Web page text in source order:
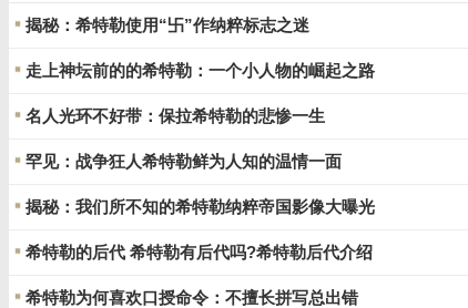
揭秘：希特勒使用“卐”作纳粹标志之迷
走上神坛前的的希特勒：一个小人物的崛起之路
名人光环不好带：保拉希特勒的悲惨一生
罕见：战争狂人希特勒鲜为人知的温情一面
揭秘：我们所不知的希特勒纳粹帝国影像大曝光
希特勒的后代 希特勒有后代吗?希特勒后代介绍
希特勒为何喜欢口授命令：不擅长拼写总出错